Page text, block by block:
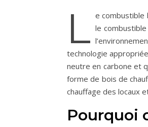
L e combustible
le
technologie
neutre en carbone et
forme de bois de
chauffage des locaux
Pourquoi